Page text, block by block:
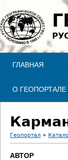
ГЛАВНАЯ
О ГЕОПОРТАЛЕ
В
Геопортал »
АВТОР